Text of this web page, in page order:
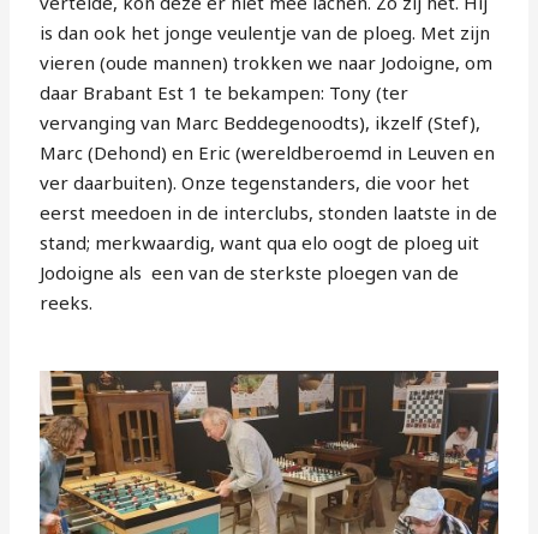
is dan ook het jonge veulentje van de ploeg. Met zijn
vieren (oude mannen) trokken we naar Jodoigne, om
daar Brabant Est 1 te bekampen: Tony (ter
vervanging van Marc Beddegenoodts), ikzelf (Stef),
Marc (Dehond) en Eric (wereldberoemd in Leuven en
ver daarbuiten). Onze tegenstanders, die voor het
eerst meedoen in de interclubs, stonden laatste in de
stand; merkwaardig, want qua elo oogt de ploeg uit
Jodoigne als een van de sterkste ploegen van de
reeks.